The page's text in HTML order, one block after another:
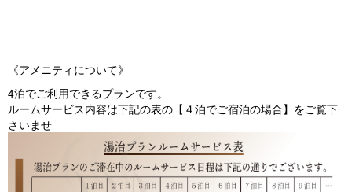
《アメニティについて》
4泊でご利用できるプランです。
ルームサービス内容は下記の表の【４泊でご宿泊の場合】をご覧下
さいませ